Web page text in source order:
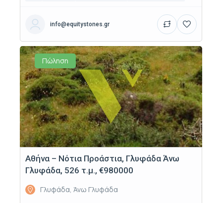
info@equitystones.gr
Πώληση
Αθήνα – Νότια Προάστια, Γλυφάδα Άνω
Γλυφάδα, 526 τ.μ., €980000
Γλυφάδα, Άνω Γλυφάδα